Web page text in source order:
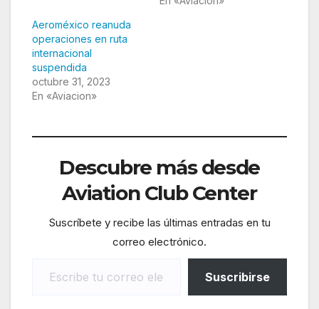
Aeroméxico reanuda
operaciones en ruta
internacional
suspendida
octubre 31, 2023
En «Aviacion»
Descubre más desde
Aviation Club Center
Suscríbete y recibe las últimas entradas en tu
correo electrónico.
Suscribirse